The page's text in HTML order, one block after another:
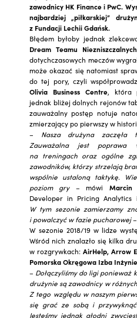
zawodnicy HK Finance i PwC.
najbardziej „piłkarskiej”
z Fundacji Lechii Gdańsk.
Błędem byłoby jednak
Dream Teamu
dotychczasowych meczów
może okazać się natomiast
do tej pory, czyli
Olivia Business Centre, która
jednak bliżej dolnych rejonów
zauważalny postęp notuje
zmierzający po pierwszy w
– Nasza drużyna
Zauważalna jest poprawa
na treningach oraz ogólne
zawodników, którzy strzelają
wspólnie ustaloną taktykę.
poziom gry– mówi Marcin
Developer in Pricing
W tym sezonie zamierzamy
i powalczyć w fazie pucharowej–
W sezonie 2018/19 w lidze
Wśród nich znalazło się kilka
w rozgrywkach: AirHelp, Arrow
Pomorska Okręgowa Izba
– Dołączyliśmy do ligi ponieważ
drużynie są zawodnicy w
Z tego względu w naszym
się grać ze sobą i
Jesteśmy jednak głodni